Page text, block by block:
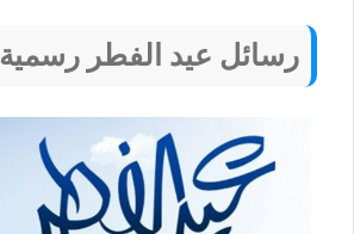
رسائل عيد الفطر رسمية